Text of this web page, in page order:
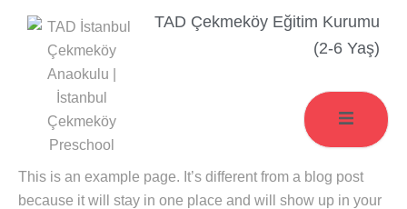
TAD Çekmeköy Eğitim Kurumu
(2-6 Yaş)
Sample Page
This is an example page. It’s different from a blog post
because it will stay in one place and will show up in your